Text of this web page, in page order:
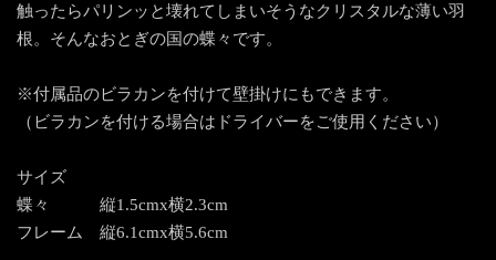
触ったらパリンッと壊れてしまいそうなクリスタルな薄い羽
根。そんなおとぎの国の蝶々です。
※付属品のビラカンを付けて壁掛けにもできます。
（ビラカンを付ける場合はドライバーをご使用ください）
サイズ
蝶々 縦1.5cmx横2.3cm
フレーム 縦6.1cmx横5.6cm